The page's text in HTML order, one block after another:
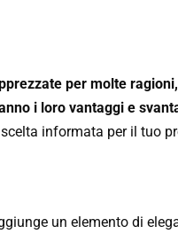
per molte
i loro vantaggi e
informata per il tuo
un elemento di